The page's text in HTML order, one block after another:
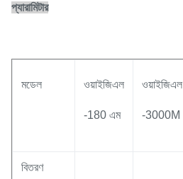
প্যারামিটার
মডেল ওয়াইজিএল
-180 এম
ওয়াইজিএল
-3000M
বিতরণ